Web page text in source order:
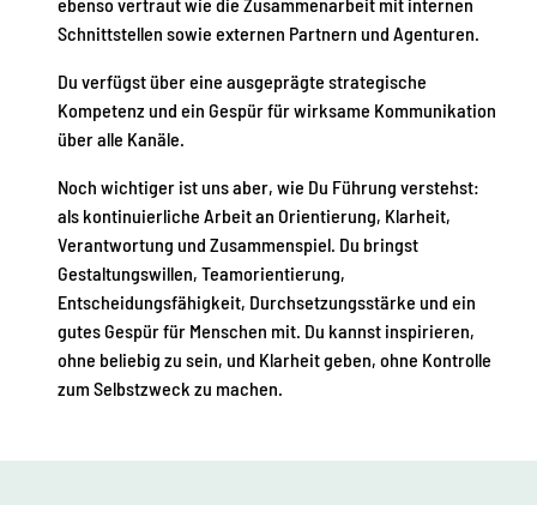
Schnittstellen sowie externen Partnern und Agenturen.
Du verfügst über eine ausgeprägte strategische
Kompetenz und ein Gespür für wirksame Kommunikation
über alle Kanäle.
Noch wichtiger ist uns aber, wie Du Führung verstehst:
als kontinuierliche Arbeit an Orientierung, Klarheit,
Verantwortung und Zusammenspiel. Du bringst
Gestaltungswillen, Teamorientierung,
Entscheidungsfähigkeit, Durchsetzungsstärke und ein
gutes Gespür für Menschen mit. Du kannst inspirieren,
ohne beliebig zu sein, und Klarheit geben, ohne Kontrolle
zum Selbstzweck zu machen.